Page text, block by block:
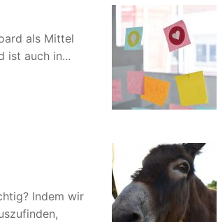
als Mittel
ist auch in...
Indem wir